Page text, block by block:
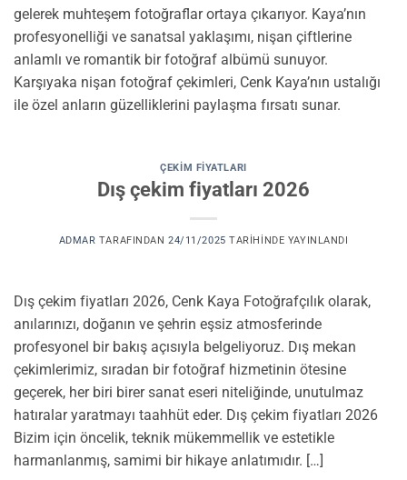
gelerek muhteşem fotoğraflar ortaya çıkarıyor. Kaya’nın
profesyonelliği ve sanatsal yaklaşımı, nişan çiftlerine
anlamlı ve romantik bir fotoğraf albümü sunuyor.
Karşıyaka nişan fotoğraf çekimleri, Cenk Kaya’nın ustalığı
ile özel anların güzelliklerini paylaşma fırsatı sunar.
ÇEKIM FIYATLARI
Dış çekim fiyatları 2026
ADMAR TARAFINDAN 24/11/2025 TARIHINDE YAYINLANDI
Dış çekim fiyatları 2026, Cenk Kaya Fotoğrafçılık olarak,
anılarınızı, doğanın ve şehrin eşsiz atmosferinde
profesyonel bir bakış açısıyla belgeliyoruz. Dış mekan
çekimlerimiz, sıradan bir fotoğraf hizmetinin ötesine
geçerek, her biri birer sanat eseri niteliğinde, unutulmaz
hatıralar yaratmayı taahhüt eder. Dış çekim fiyatları 2026
Bizim için öncelik, teknik mükemmellik ve estetikle
harmanlanmış, samimi bir hikaye anlatımıdır. […]